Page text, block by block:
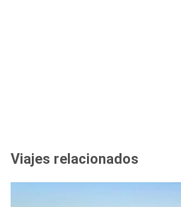
Viajes relacionados